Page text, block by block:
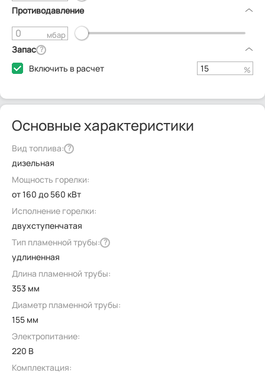
Противодавление
мбар
Запас ?
Включить в расчет %
Основные характеристики
Вид топлива: ?
дизельная
Мощность горелки:
от 160 до 560 кВт
Исполнение горелки:
двухступенчатая
Тип пламенной трубы: ?
удлиненная
Длина пламенной трубы:
353 мм
Диаметр пламенной трубы:
155 мм
Электропитание:
220 В
Комплектация: